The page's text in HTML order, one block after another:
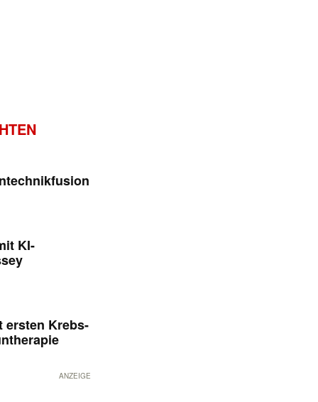
KI-
ersten Krebs-
ANZEIGE